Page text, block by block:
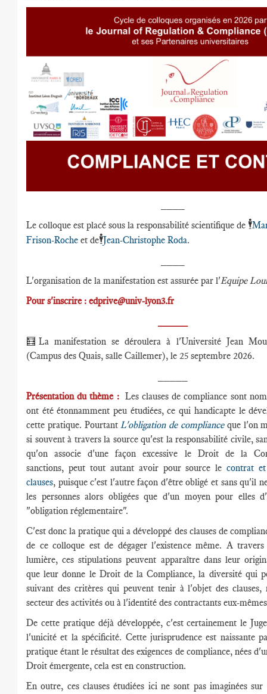
Le colloque est placé sous la responsabilité scientifique de 🕴️
Frison-Roche et de🕴️Jean-Christophe Roda.
L'organisation de la manifestation est assurée par l'Equipe
Pour s'inscrire : edprive@univ-lyon3.fr
🧮La manifestation se déroulera à l'Université Jean
(Campus des Quais, salle Caillemer), le 25 septembre 2026.
Présentation du thème : Les clauses de compliance sont
ont été étonnamment peu étudiées, ce qui handicapte le
cette pratique. PourtantL'obligation de compliance que l'on
si souvent à travers la source qu'est la responsabilité civile,
qu'on associe d'une façon excessive le Droit de la
sanctions, peut tout autant avoir pour source lecontrat
clauses, puisque c'est l'autre façon d'être obligé et sans qu'il
les personnes alors obligées que d'un moyen pour elles
"obligation réglementaire".
C'est donc la pratique qui a développé des clauses de
de ce colloque est de dégager l'existence même. A
lumière, ces stipulations peuvent apparaître dans leur
que leur donne le Droit de la Compliance, la diversité qui
suivant des critères qui peuvent tenir à l'objet des clauses,
secteur des activités ou à l'identité des contractants eux-
De cette pratique déjà développée, c'est certainement le
l'unicité et la spécificité. Cette jurisprudence est naissante
pratique étant le résultat des exigences de compliance, nées
Droit émergente, cela est en construction.
En outre, ces clauses étudiées ici ne sont pas imaginées sur